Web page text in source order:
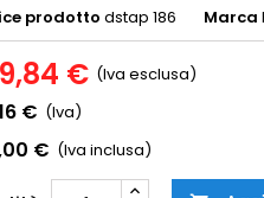
prodotto dstap 186 Marca
€ (Iva esclusa)
€ (Iva)
€ (Iva inclusa)